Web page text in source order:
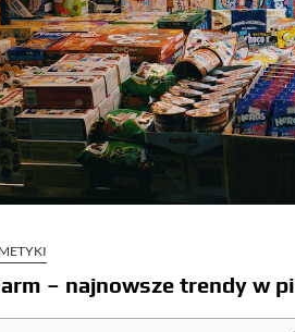
– najnowsze trendy w